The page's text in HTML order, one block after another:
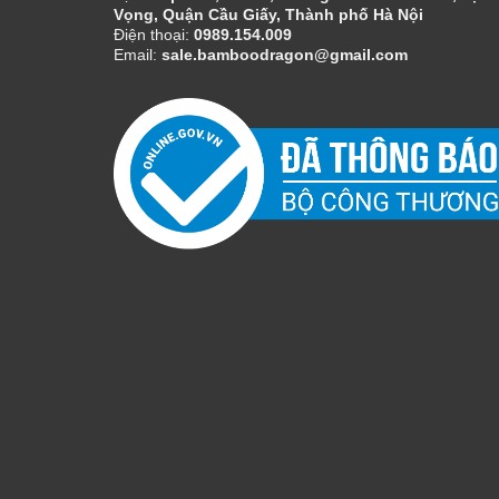
Vọng, Quận Cầu Giấy, Thành phố Hà Nội
Điện thoại: 0989.154.009
Email: sale.bamboodragon@gmail.com